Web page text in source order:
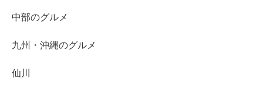
中部のグルメ
九州・沖縄のグルメ
仙川